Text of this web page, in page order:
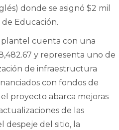
donde se asignó $2 mil
Educación.
plantel cuenta con una
y representa uno de
de infraestructura
con fondos de
proyecto abarca mejoras
de las
despeje del sitio, la